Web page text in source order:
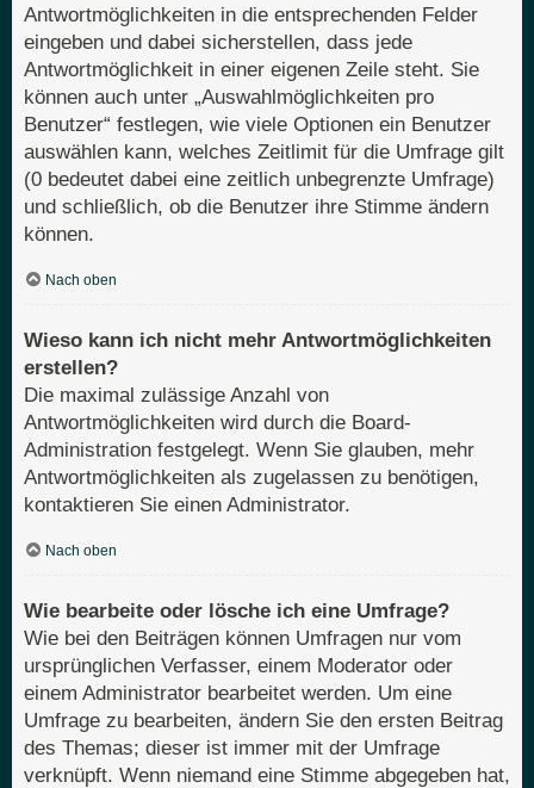
Antwortmöglichkeiten in die entsprechenden Felder
eingeben und dabei sicherstellen, dass jede
Antwortmöglichkeit in einer eigenen Zeile steht. Sie
können auch unter „Auswahlmöglichkeiten pro
Benutzer“ festlegen, wie viele Optionen ein Benutzer
auswählen kann, welches Zeitlimit für die Umfrage gilt
(0 bedeutet dabei eine zeitlich unbegrenzte Umfrage)
und schließlich, ob die Benutzer ihre Stimme ändern
können.
Nach oben
Wieso kann ich nicht mehr Antwortmöglichkeiten
erstellen?
Die maximal zulässige Anzahl von
Antwortmöglichkeiten wird durch die Board-
Administration festgelegt. Wenn Sie glauben, mehr
Antwortmöglichkeiten als zugelassen zu benötigen,
kontaktieren Sie einen Administrator.
Nach oben
Wie bearbeite oder lösche ich eine Umfrage?
Wie bei den Beiträgen können Umfragen nur vom
ursprünglichen Verfasser, einem Moderator oder
einem Administrator bearbeitet werden. Um eine
Umfrage zu bearbeiten, ändern Sie den ersten Beitrag
des Themas; dieser ist immer mit der Umfrage
verknüpft. Wenn niemand eine Stimme abgegeben hat,